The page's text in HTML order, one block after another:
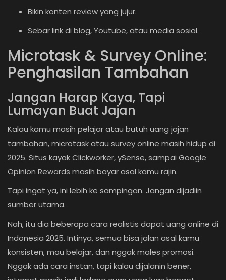
Bikin konten review yang jujur.
Sebar link di blog, Youtube, atau media sosial.
Microtask & Survey Online:
Penghasilan Tambahan
Jangan Harap Kaya, Tapi
Lumayan Buat Jajan
Kalau kamu masih pelajar atau butuh uang jajan
tambahan, microtask atau survey online masih hidup di
2025. Situs kayak Clickworker, ySense, sampai Google
Opinion Rewards masih bayar asal kamu rajin.
Tapi ingat ya, ini lebih ke sampingan. Jangan dijadiin
sumber utama.
Nah, itu dia beberapa cara realistis dapat uang online di
Indonesia 2025. Intinya, semua bisa jalan asal kamu
konsisten, mau belajar, dan nggak males promosi.
Nggak ada cara instan, tapi kalau dijalanin bener,